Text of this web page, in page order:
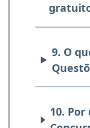
9. O
10.